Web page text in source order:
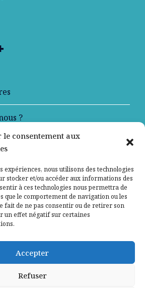
le consentement aux
nous utilisons des technologies
stocker et/ou accéder aux informations des
à ces technologies nous permettra de
que le comportement de navigation ou les
fait de ne pas consentir ou de retirer son
un effet négatif sur certaines
Accepter
Refuser
?